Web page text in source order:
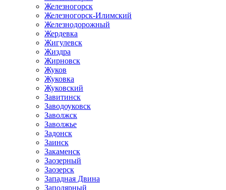
Железногорск
Железногорск-Илимский
Железнодорожный
Жердевка
Жигулевск
Жиздра
Жирновск
Жуков
Жуковка
Жуковский
Завитинск
Заводоуковск
Заволжск
Заволжье
Задонск
Заинск
Закаменск
Заозерный
Заозерск
Западная Двина
Заполярный